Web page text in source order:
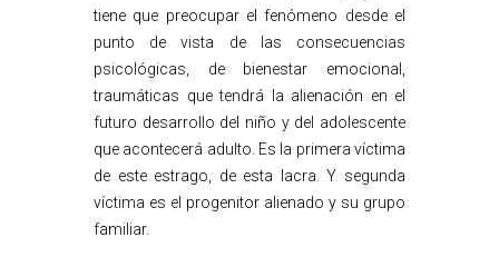
tiene que preocupar el fenómeno desde el
punto de vista de las consecuencias
psicológicas, de bienestar emocional,
traumáticas que tendrá la alienación en el
futuro desarrollo del niño y del adolescente
que acontecerá adulto. Es la primera víctima
de este estrago, de esta lacra. Y segunda
víctima es el progenitor alienado y su grupo
familiar.